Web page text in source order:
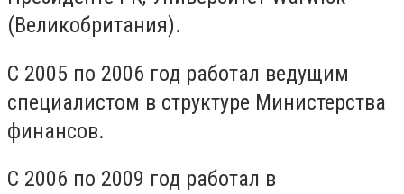
(Великобритания).
С 2005 по 2006 год работал ведущим
специалистом в структуре Министерства
финансов.
С 2006 по 2009 год работал в